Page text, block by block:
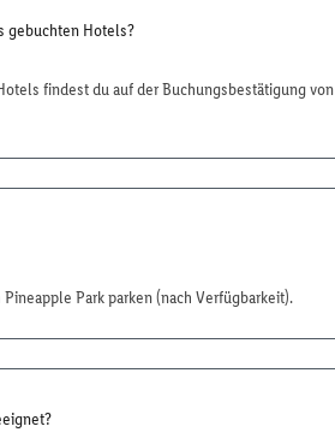
gebuchten Hotels?
findest du auf der Buchungsbestätigung von
Park parken (nach Verfügbarkeit).